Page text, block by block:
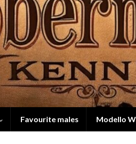
Favourite males Modello